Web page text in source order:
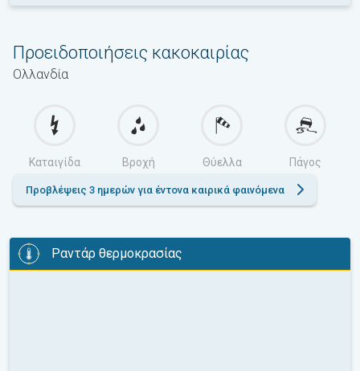
Προειδοποιήσεις κακοκαιρίας
Ολλανδία
Καταιγίδα Βροχή Θύελλα Πάγος
Προβλέψεις 3 ημερών για έντονα καιρικά φαινόμενα
Ραντάρ θερμοκρασίας